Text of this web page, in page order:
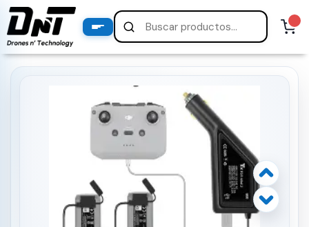
PRODUCTOS
productos destacados